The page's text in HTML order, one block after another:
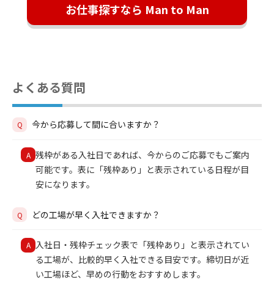
お仕事探すなら Man to Man
よくある質問
Q 今から応募して間に合いますか？
A 残枠がある入社日であれば、今からのご応募でもご案内
可能です。表に「残枠あり」と表示されている日程が目
安になります。
Q どの工場が早く入社できますか？
A 入社日・残枠チェック表で「残枠あり」と表示されてい
る工場が、比較的早く入社できる目安です。締切日が近
い工場ほど、早めの行動をおすすめします。